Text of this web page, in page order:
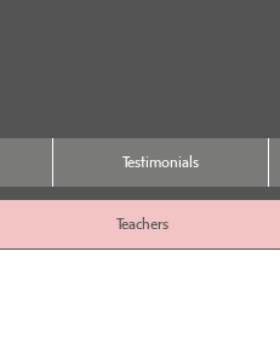
Testimonials
Teachers